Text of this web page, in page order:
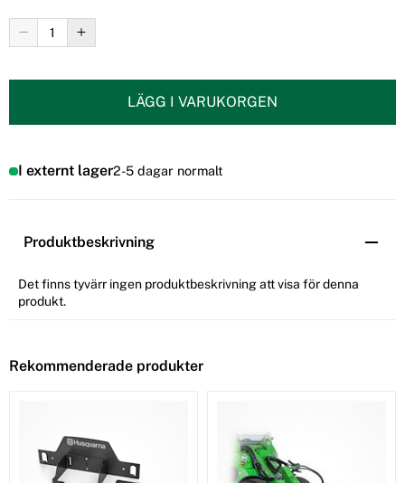
LÄGG I VARUKORGEN
I externt lager2-5 dagar normalt
Produktbeskrivning
Det finns tyvärr ingen produktbeskrivning att visa för denna
produkt.
Rekommenderade produkter